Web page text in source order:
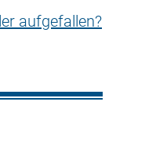
aufgefallen?